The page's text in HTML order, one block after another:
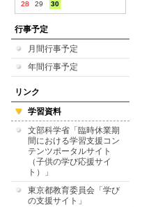
28
29 30
行事予定
月間行事予定
年間行事予定
リンク
学習資料
文部科学省「臨時休業期
間における学習支援コン
テンツポータルサイト
（子供の学び応援サイ
ト）」
東京都教育委員会「学び
の支援サイト」